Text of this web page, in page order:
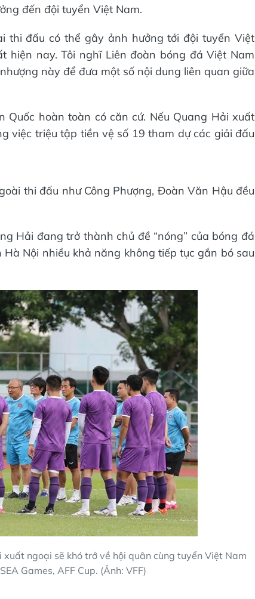
đến đội tuyển Việt Nam.
thi đấu có thể gây ảnh hưởng tới đội tuyển Việt
hiện nay. Tôi nghĩ Liên đoàn bóng đá Việt Nam
này để đưa một số nội dung liên quan giữa
hoàn toàn có căn cứ. Nếu Quang Hải xuất
việc triệu tập tiền vệ số 19 tham dự các giải đấu
thi đấu như Công Phượng, Đoàn Văn Hậu đều
Hải đang trở thành chủ đề “nóng” của bóng đá
Nội nhiều khả năng không tiếp tục gắn bó sau
ngoại sẽ khó trở về hội quân cùng tuyển Việt Nam
Games, AFF Cup. (Ảnh: VFF)